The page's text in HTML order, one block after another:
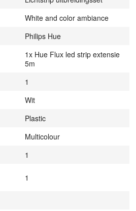
White and color ambiance
Philips Hue
1x Hue Flux led strip extensie
5m
1
Wit
Plastic
Multicolour
1
1